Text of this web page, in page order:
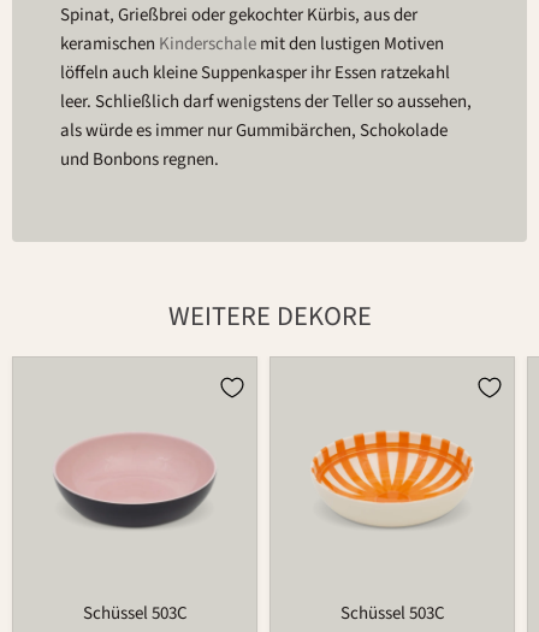
Spinat, Grießbrei oder gekochter Kürbis, aus der
keramischen Kinderschalemit den lustigen Motiven
löffeln auch kleine Suppenkasper ihr Essen ratzekahl
leer. Schließlich darf wenigstens der Teller so aussehen,
als würde es immer nur Gummibärchen, Schokolade
und Bonbons regnen.
WEITERE DEKORE
Schüssel 503C
Schüssel 503C